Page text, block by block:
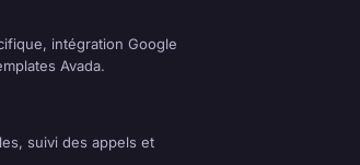
intégration Google
Avada.
suivi des appels et